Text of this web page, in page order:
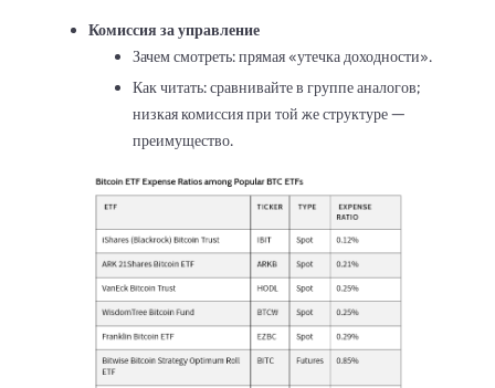
Комиссия за управление
Зачем смотреть: прямая «утечка доходности».
Как читать: сравнивайте в группе аналогов;
низкая комиссия при той же структуре —
преимущество.